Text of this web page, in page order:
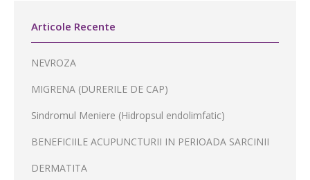
Articole Recente
NEVROZA
MIGRENA (DURERILE DE CAP)
Sindromul Meniere (Hidropsul endolimfatic)
BENEFICIILE ACUPUNCTURII IN PERIOADA SARCINII
DERMATITA